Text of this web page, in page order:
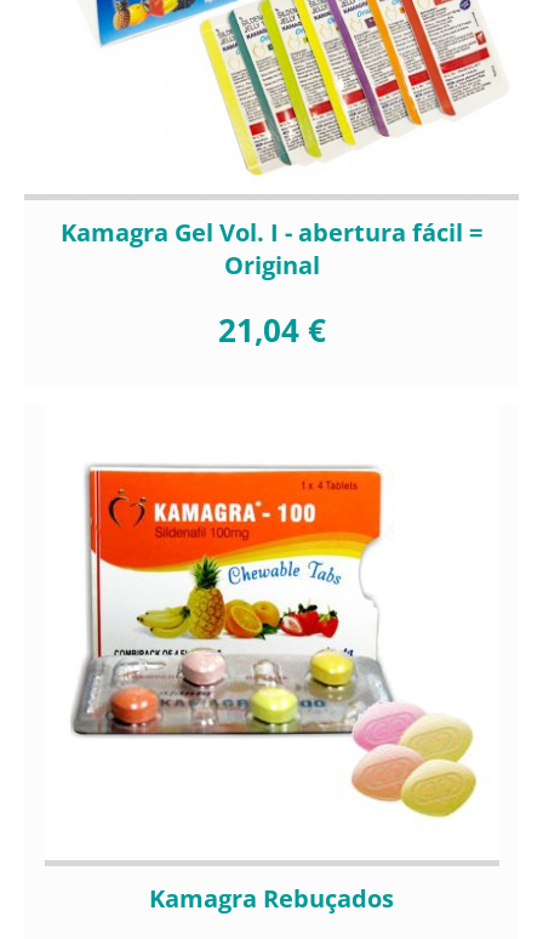
Kamagra Gel Vol. I - abertura fácil =
Original
21,04 €
Kamagra Rebuçados